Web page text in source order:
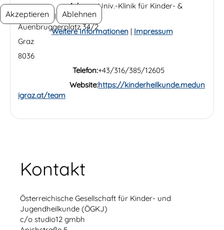
Adresse:Univ.-Klinik für Kinder- &
Jugendheilkunde
Auenbruggerplatz 34/2
Graz
8036
Telefon:+43/316/385/12605
Website:https://kinderheilkunde.medun
igraz.at/team
Kontakt
Österreichische Gesellschaft für Kinder- und
Jugendheilkunde (ÖGKJ)
c/o studio12 gmbh
Akzeptieren Ablehnen
Weitere Informationen| Impressum